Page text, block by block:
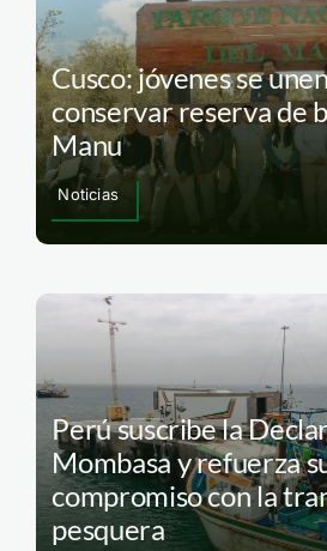
Cusco: jóvenes se
conservar reserva de
Manu
Noticias
Perú suscribe la
Mombasa y refuerza
compromiso con la
pesquera